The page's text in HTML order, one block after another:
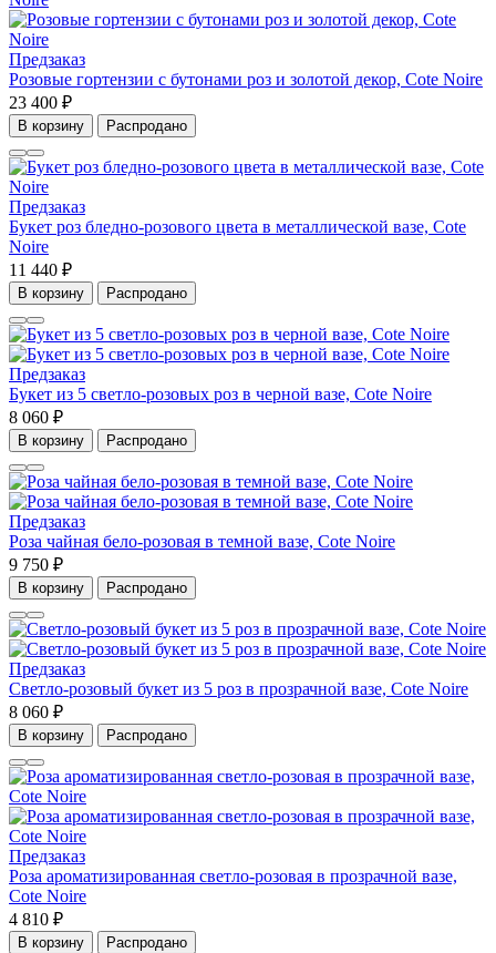
Предзаказ
Розовые гортензии с бутонами роз и золотой декор, Cote Noire
23 400 ₽
В корзину Распродано
Предзаказ
Букет роз бледно-розового цвета в металлической вазе, Cote
Noire
11 440 ₽
В корзину Распродано
Предзаказ
Букет из 5 светло-розовых роз в черной вазе, Cote Noire
8 060 ₽
В корзину Распродано
Предзаказ
Роза чайная бело-розовая в темной вазе, Cote Noire
9 750 ₽
В корзину Распродано
Предзаказ
Светло-розовый букет из 5 роз в прозрачной вазе, Cote Noire
8 060 ₽
В корзину Распродано
Предзаказ
Роза ароматизированная светло-розовая в прозрачной вазе,
Cote Noire
4 810 ₽
В корзину Распродано